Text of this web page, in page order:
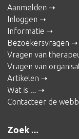
Aanmelden
Inloggen
Informatie
Bezoekersvragen
Vragen van
Vragen van
Artikelen
Wat is ...
Contacteer de
Zoek ...